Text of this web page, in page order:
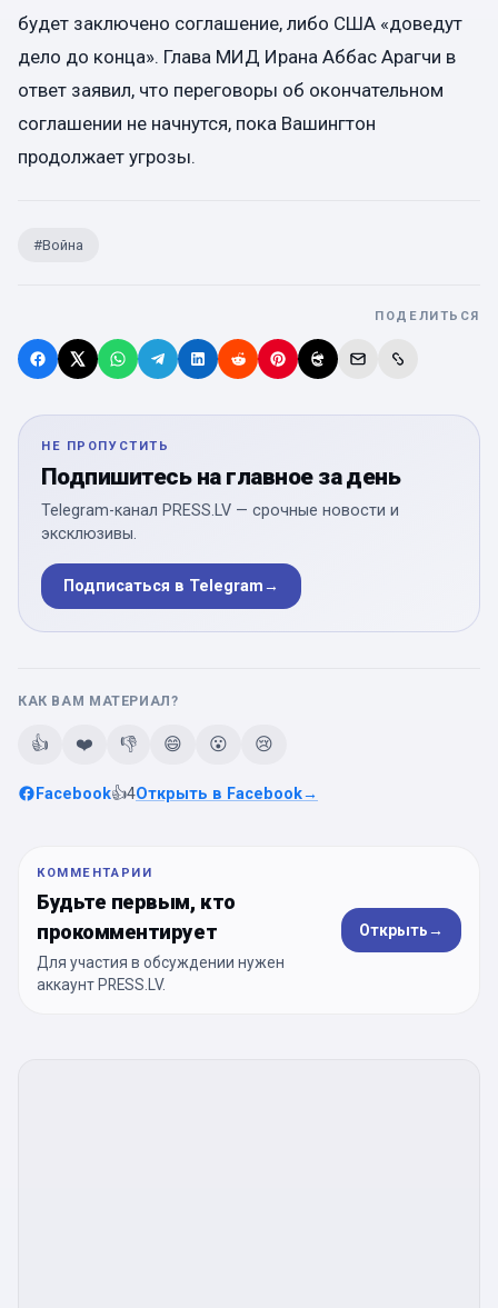
будет заключено соглашение, либо США «доведут
дело до конца». Глава МИД Ирана Аббас Арагчи в
ответ заявил, что переговоры об окончательном
соглашении не начнутся, пока Вашингтон
продолжает угрозы.
#Война
ПОДЕЛИТЬСЯ
НЕ ПРОПУСТИТЬ
Подпишитесь на главное за день
Telegram-канал PRESS.LV — срочные новости и
эксклюзивы.
Подписаться в Telegram→
КАК ВАМ МАТЕРИАЛ?
👍 ❤️ 👎 😄 😮 😢
Facebook👍4Открыть в Facebook→
КОММЕНТАРИИ
Будьте первым, кто
прокомментирует
Для участия в обсуждении нужен
аккаунт PRESS.LV.
Открыть→